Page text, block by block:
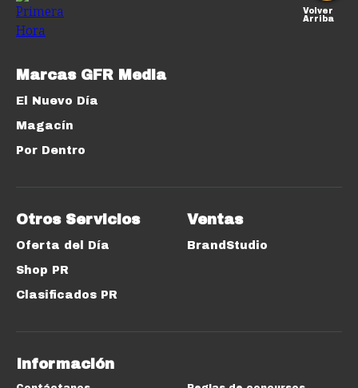
Volver
Arriba
Marcas GFR Media
El Nuevo Día
Magacín
Por Dentro
Otros Servicios
Oferta del Día
Shop PR
Clasificados PR
Ventas
BrandStudio
Información